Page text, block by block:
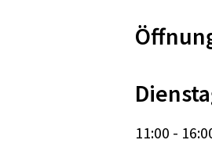
11:00 -